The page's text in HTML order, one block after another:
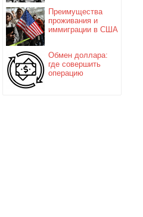
Преимущества
проживания и
иммиграции в США
Обмен доллара:
где совершить
операцию